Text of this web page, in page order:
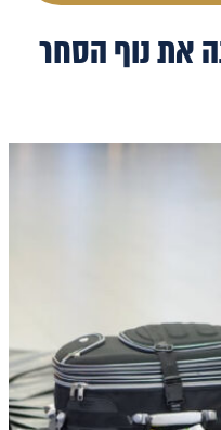
את נוף הסחר